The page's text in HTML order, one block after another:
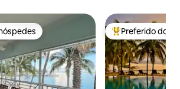
preferidos dos hóspedes Entre os
Preferido dos